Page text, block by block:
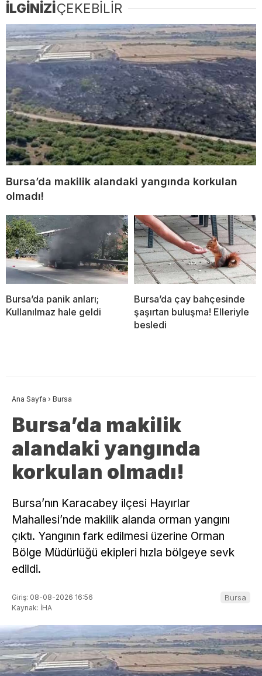
İLGİNİZİÇEKEBİLİR
Bursa’da makilik alandaki yangında korkulan
olmadı!
Bursa’da panik anları;
Kullanılmaz hale geldi
Bursa’da çay bahçesinde
şaşırtan buluşma! Elleriyle
besledi
Ana Sayfa › Bursa
Bursa’da makilik
alandaki yangında
korkulan olmadı!
Bursa’nın Karacabey ilçesi Hayırlar
Mahallesi’nde makilik alanda orman yangını
çıktı. Yangının fark edilmesi üzerine Orman
Bölge Müdürlüğü ekipleri hızla bölgeye sevk
edildi.
Giriş: 08-08-2026 16:56
Kaynak: İHA
Bursa